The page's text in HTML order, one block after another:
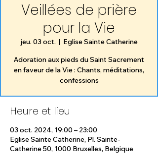
Veillées de prière
pour la Vie
jeu. 03 oct.
  |
Eglise Sainte Catherine
Adoration aux pieds du Saint Sacrement
en faveur de la Vie : Chants, méditations,
confessions
Heure et lieu
03 oct. 2024, 19:00 – 23:00
Eglise Sainte Catherine, Pl. Sainte-
Catherine 50, 1000 Bruxelles, Belgique